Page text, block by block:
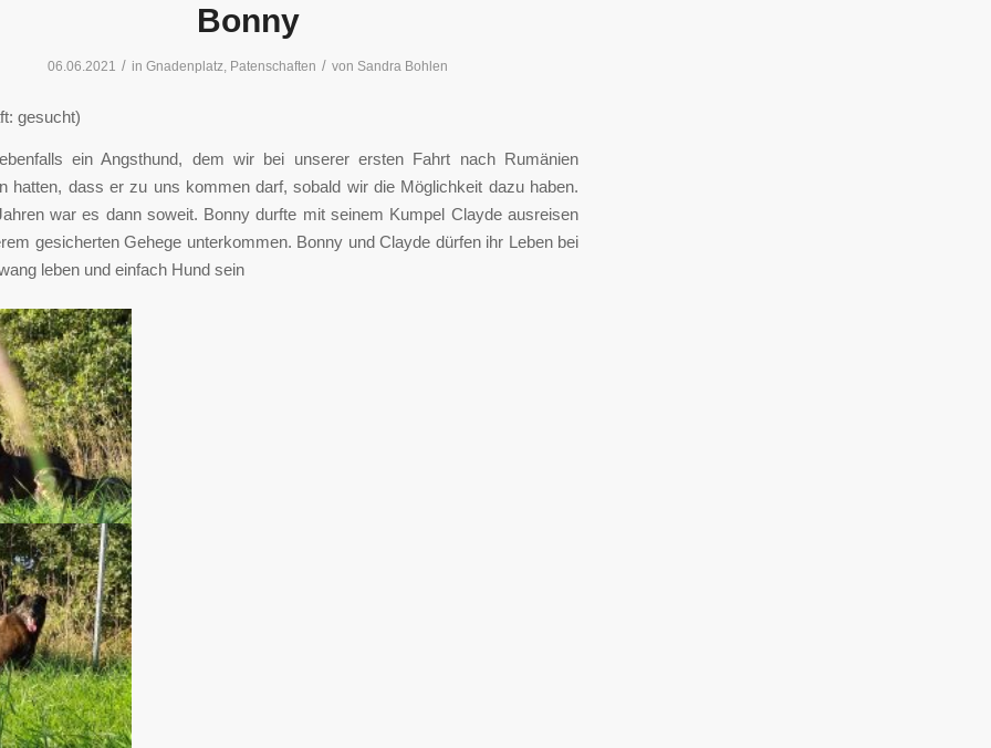
Bonny
06.06.2021 / in Gnadenplatz Patenschaften / von Sandra Bohlen
gesucht)
ein Angsthund, dem wir bei unserer ersten Fahrt nach Rumänien
hatten, dass er zu uns kommen darf, sobald wir die Möglichkeit dazu haben.
war es dann soweit. Bonny durfte mit seinem Kumpel Clayde ausreisen
gesicherten Gehege unterkommen. Bonny und Clayde dürfen ihr Leben bei
leben und einfach Hund sein